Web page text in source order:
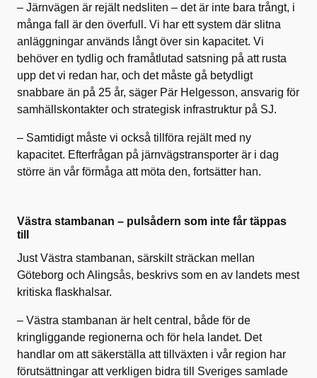
– Järnvägen är rejält nedsliten – det är inte bara trångt, i
många fall är den överfull. Vi har ett system där slitna
anläggningar används långt över sin kapacitet. Vi
behöver en tydlig och framåtlutad satsning på att rusta
upp det vi redan har, och det måste gå betydligt
snabbare än på 25 år, säger Pär Helgesson, ansvarig för
samhällskontakter och strategisk infrastruktur på SJ.
– Samtidigt måste vi också tillföra rejält med ny
kapacitet. Efterfrågan på järnvägstransporter är i dag
större än vår förmåga att möta den, fortsätter han.
Västra stambanan – pulsådern som inte får täppas
till
Just Västra stambanan, särskilt sträckan mellan
Göteborg och Alingsås, beskrivs som en av landets mest
kritiska flaskhalsar.
– Västra stambanan är helt central, både för de
kringliggande regionerna och för hela landet. Det
handlar om att säkerställa att tillväxten i vår region har
förutsättningar att verkligen bidra till Sveriges samlade